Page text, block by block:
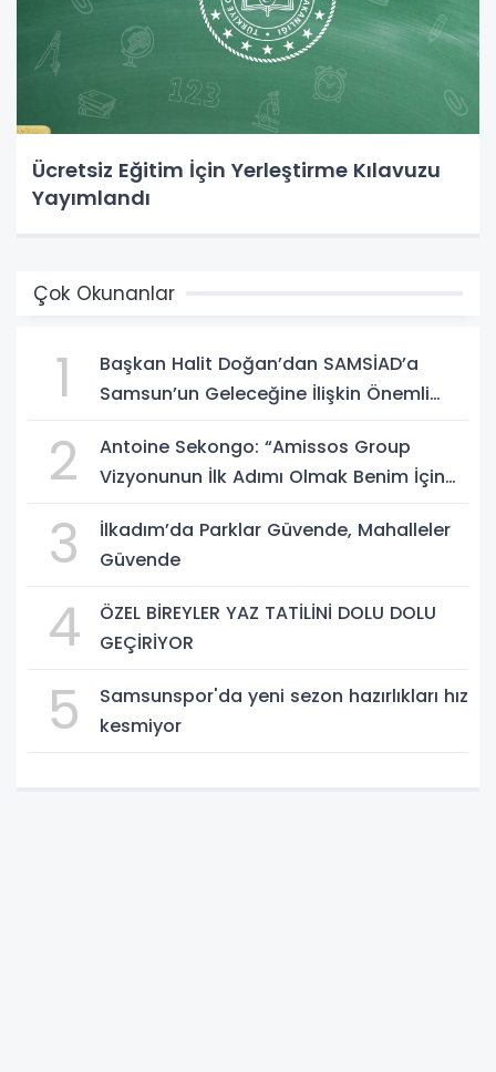
Ücretsiz Eğitim İçin Yerleştirme Kılavuzu
Yayımlandı
Çok Okunanlar
1
Başkan Halit Doğan’dan SAMSİAD’a
Samsun’un Geleceğine İlişkin Önemli
2
Antoine Sekongo: “Amissos Group
Vizyonunun İlk Adımı Olmak Benim İçin
3
İlkadım’da Parklar Güvende, Mahalleler
Güvende
4
ÖZEL BİREYLER YAZ TATİLİNİ DOLU DOLU
GEÇİRİYOR
5
Samsunspor'da yeni sezon hazırlıkları hız
kesmiyor